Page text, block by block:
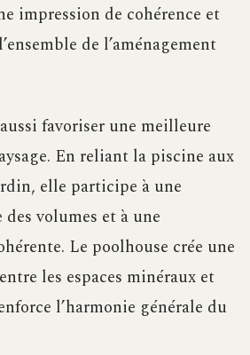
impression de cohérence et
de l’aménagement
favoriser une meilleure
En reliant la piscine aux
elle participe à une
volumes et à une
Le poolhouse crée une
les espaces minéraux et
l’harmonie générale du